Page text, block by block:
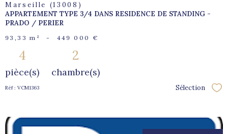
Marseille (13008)
APPARTEMENT TYPE 3/4 DANS RESIDENCE DE STANDING -
PRADO / PERIER
93,33 m² - 449 000 €
4
pièce(s)
2
chambre(s)
Réf : VCM1363 Sélection